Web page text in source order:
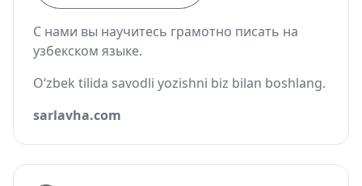
С нами вы научитесь грамотно писать на
узбекском языке.
O‘zbek tilida savodli yozishni biz bilan boshlang.
sarlavha.com